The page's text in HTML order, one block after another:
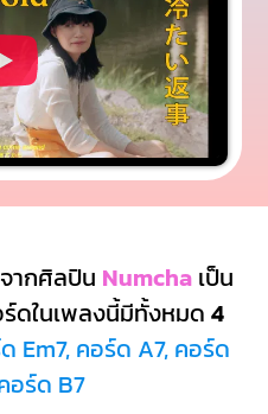
จากศิลปิน Numcha เป็น
ดในเพลงนี้มีทั้งหมด 4
Em7, คอร์ด A7, คอร์ด
อร์ด B7